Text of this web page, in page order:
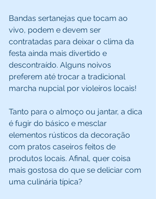
Bandas sertanejas que tocam ao
vivo, podem e devem ser
contratadas para deixar o clima da
festa ainda mais divertido e
descontraído. Alguns noivos
preferem até trocar a tradicional
marcha nupcial por violeiros locais!
Tanto para o almoço ou jantar, a dica
é fugir do básico e mesclar
elementos rústicos da decoração
com pratos caseiros feitos de
produtos locais. Afinal, quer coisa
mais gostosa do que se deliciar com
uma culinária típica?